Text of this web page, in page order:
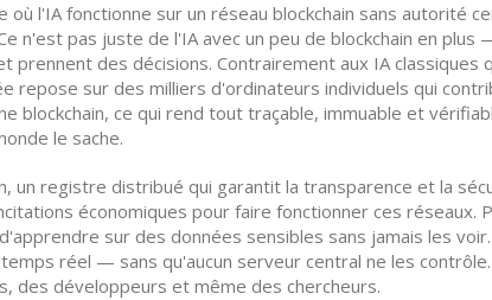
où l'IA fonctionne sur un réseau blockchain sans autorité
n'est pas juste de l'IA avec un peu de blockchain en
prennent des décisions. Contrairement aux IA classiques
sur des milliers d'ordinateurs individuels qui
blockchain, ce qui rend tout traçable, immuable et
le sache.
, un registre distribué qui garantit la transparence et la
économiques pour faire fonctionner ces réseaux.
sur des données sensibles sans jamais les
réel — sans qu'aucun serveur central ne les
des développeurs et même des chercheurs.